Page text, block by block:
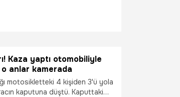
Kaza yaptı otomobiliyle
o anlar kamerada
motosikletteki 4 kişiden 3'ü yola
kaputuna düştü. Kaputtaki